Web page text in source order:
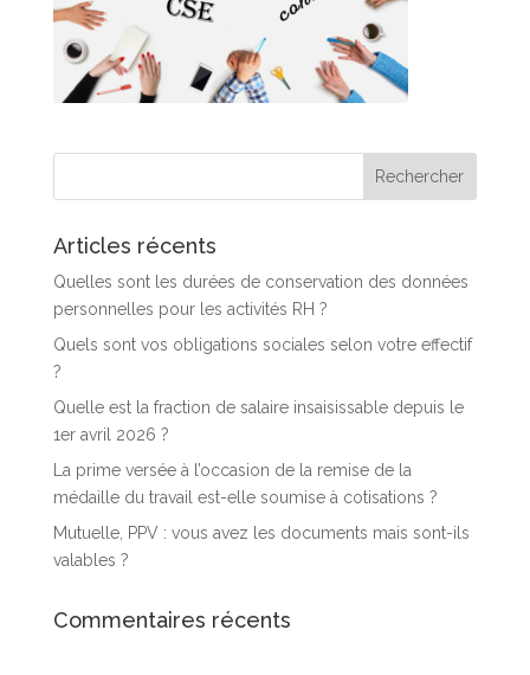
Articles récents
Quelles sont les durées de conservation des données
personnelles pour les activités RH ?
Quels sont vos obligations sociales selon votre effectif
?
Quelle est la fraction de salaire insaisissable depuis le
1er avril 2026 ?
La prime versée à l’occasion de la remise de la
médaille du travail est-elle soumise à cotisations ?
Mutuelle, PPV : vous avez les documents mais sont-ils
valables ?
Commentaires récents